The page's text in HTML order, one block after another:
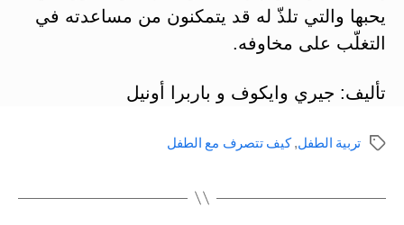
يحبها والتي تلذّ له قد يتمكنون من مساعدته في
التغلّب على مخاوفه.
تأليف: جيري وايكوف و باربرا أونيل
الوسومتربية الطفل,كيف تتصرف مع الطفل